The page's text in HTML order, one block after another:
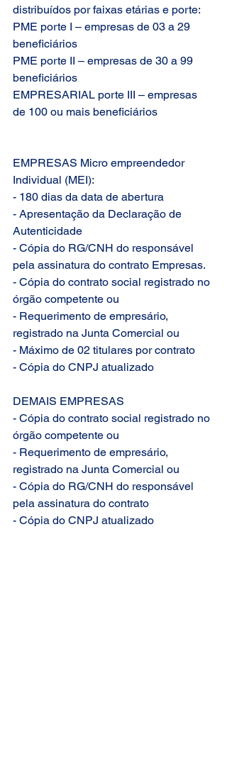
distribuídos por faixas etárias e porte:
PME porte I – empresas de 03 a 29
beneficiários
PME porte II – empresas de 30 a 99
beneficiários
EMPRESARIAL porte III – empresas
de 100 ou mais beneficiários
EMPRESAS Micro empreendedor
Individual (MEI):
- 180 dias da data de abertura
- Apresentação da Declaração de
Autenticidade
- Cópia do RG/CNH do responsável
pela assinatura do contrato Empresas.
- Cópia do contrato social registrado no
órgão competente ou
- Requerimento de empresário,
registrado na Junta Comercial ou
- Máximo de 02 titulares por contrato
- Cópia do CNPJ atualizado
DEMAIS EMPRESAS
- Cópia do contrato social registrado no
órgão competente ou
- Requerimento de empresário,
registrado na Junta Comercial ou
- Cópia do RG/CNH do responsável
pela assinatura do contrato
- Cópia do CNPJ atualizado